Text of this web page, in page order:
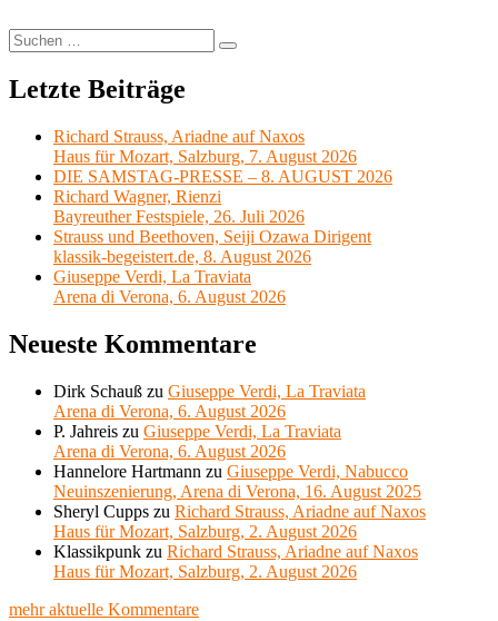
Suchen
nach:
Suchen
Letzte Beiträge
Richard Strauss, Ariadne auf Naxos
Haus für Mozart, Salzburg, 7. August 2026
DIE SAMSTAG-PRESSE – 8. AUGUST 2026
Richard Wagner, Rienzi
Bayreuther Festspiele, 26. Juli 2026
Strauss und Beethoven, Seiji Ozawa Dirigent
klassik-begeistert.de, 8. August 2026
Giuseppe Verdi, La Traviata
Arena di Verona, 6. August 2026
Neueste Kommentare
Dirk Schauß zu Giuseppe Verdi, La Traviata
Arena di Verona, 6. August 2026
P. Jahreis zu Giuseppe Verdi, La Traviata
Arena di Verona, 6. August 2026
Hannelore Hartmann zu Giuseppe Verdi, Nabucco
Neuinszenierung, Arena di Verona, 16. August 2025
Sheryl Cupps zu Richard Strauss, Ariadne auf Naxos
Haus für Mozart, Salzburg, 2. August 2026
Klassikpunk zu Richard Strauss, Ariadne auf Naxos
Haus für Mozart, Salzburg, 2. August 2026
mehr aktuelle Kommentare